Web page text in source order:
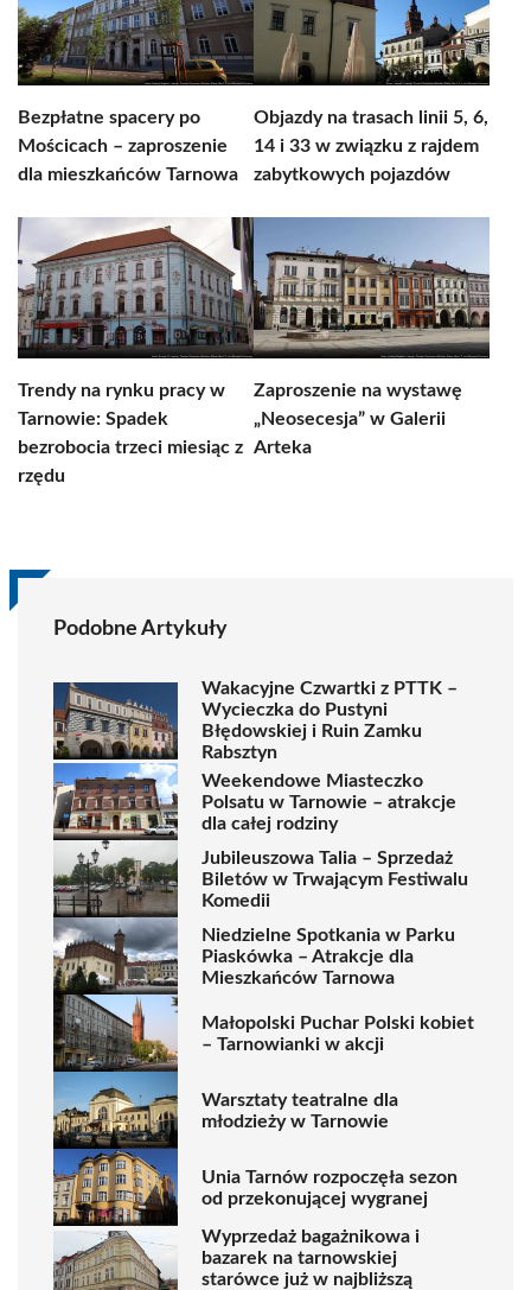
Bezpłatne spacery po
Mościcach – zaproszenie
dla mieszkańców Tarnowa
Objazdy na trasach linii 5, 6,
14 i 33 w związku z rajdem
zabytkowych pojazdów
Trendy na rynku pracy w
Tarnowie: Spadek
bezrobocia trzeci miesiąc z
rzędu
Zaproszenie na wystawę
„Neosecesja” w Galerii
Arteka
Podobne Artykuły
Wakacyjne Czwartki z PTTK –
Wycieczka do Pustyni
Błędowskiej i Ruin Zamku
Rabsztyn
Weekendowe Miasteczko
Polsatu w Tarnowie – atrakcje
dla całej rodziny
Jubileuszowa Talia – Sprzedaż
Biletów w Trwającym Festiwalu
Komedii
Niedzielne Spotkania w Parku
Piaskówka – Atrakcje dla
Mieszkańców Tarnowa
Małopolski Puchar Polski kobiet
– Tarnowianki w akcji
Warsztaty teatralne dla
młodzieży w Tarnowie
Unia Tarnów rozpoczęła sezon
od przekonującej wygranej
Wyprzedaż bagażnikowa i
bazarek na tarnowskiej
starówce już w najbliższą